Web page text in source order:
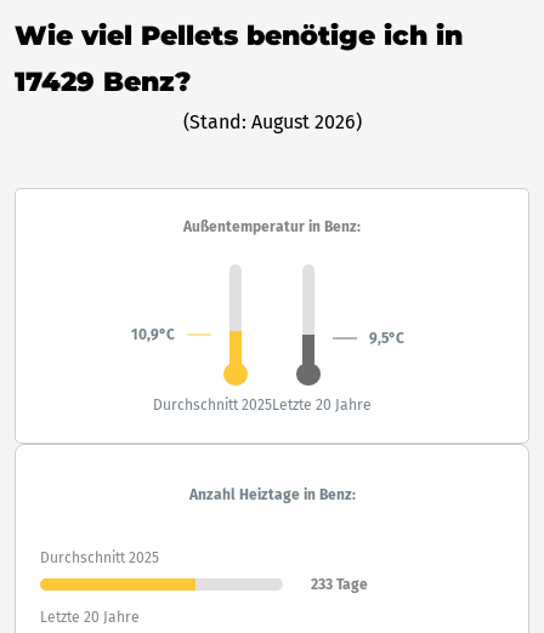
Wie viel Pellets benötige ich in
17429 Benz?
(Stand: August 2026)
Außentemperatur in Benz:
10,9°C 9,5°C
Durchschnitt 2025Letzte 20 Jahre
Anzahl Heiztage in Benz:
Durchschnitt 2025
233 Tage
Letzte 20 Jahre